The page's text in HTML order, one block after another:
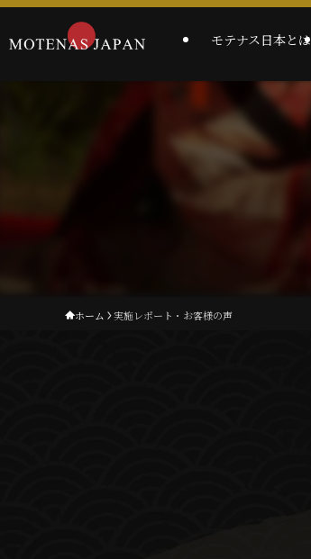
モテナス日本とは
ホーム 実施レポート・お客様の声